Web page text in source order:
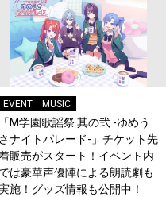
EVENT MUSIC
「M学園歌謡祭 其の弐 -ゆめう
さナイトパレード-」チケット先
販売がスタート！イベント内
では豪華声優陣による朗読劇も
施！グッズ情報も公開中！